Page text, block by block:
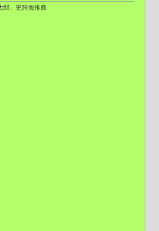
郎」更跨海推薦